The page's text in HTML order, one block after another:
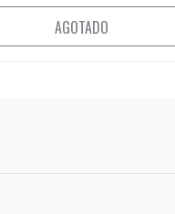
AGOTADO